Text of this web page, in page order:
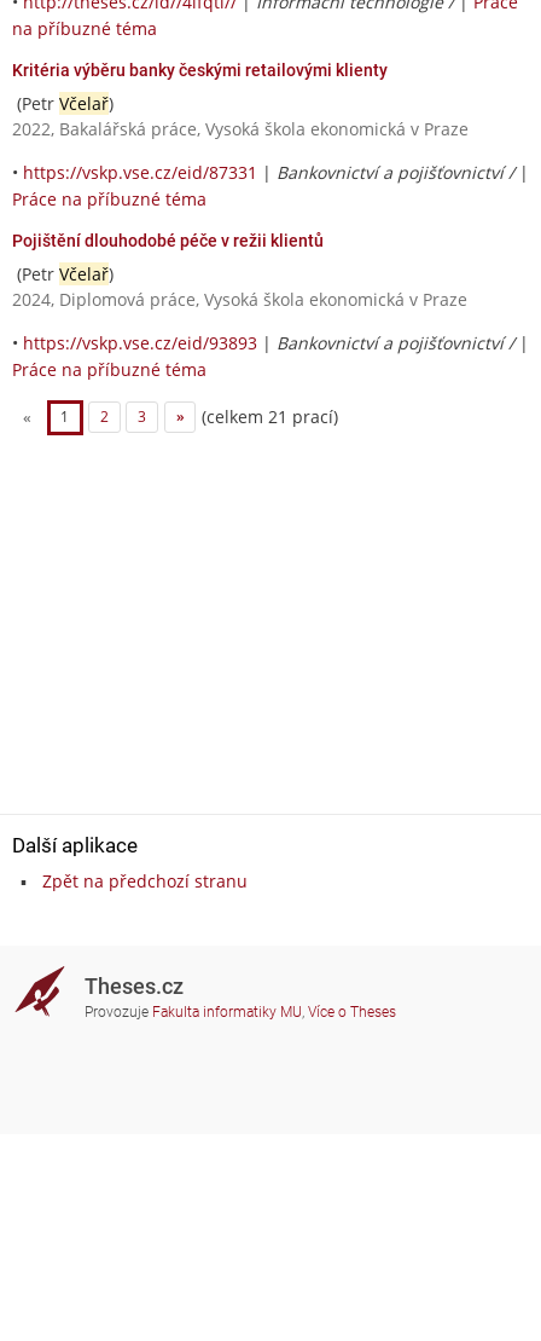
na příbuzné téma
Kritéria výběru banky českými retailovými klienty
(Petr Včelař)
2022, Bakalářská práce, Vysoká škola ekonomická v Praze
• https://vskp.vse.cz/eid/87331 | Bankovnictví a pojišťovnictví / |
Práce na příbuzné téma
Pojištění dlouhodobé péče v režii klientů
(Petr Včelař)
2024, Diplomová práce, Vysoká škola ekonomická v Praze
• https://vskp.vse.cz/eid/93893 | Bankovnictví a pojišťovnictví / |
Práce na příbuzné téma
« 1 2 3 » (celkem 21 prací)
Další aplikace
Zpět na předchozí stranu
Theses.cz
Provozuje Fakulta informatiky MU, Více o Theses